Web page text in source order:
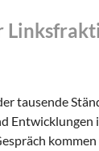
tausende
Entwicklungen
kommen
Solidarisches